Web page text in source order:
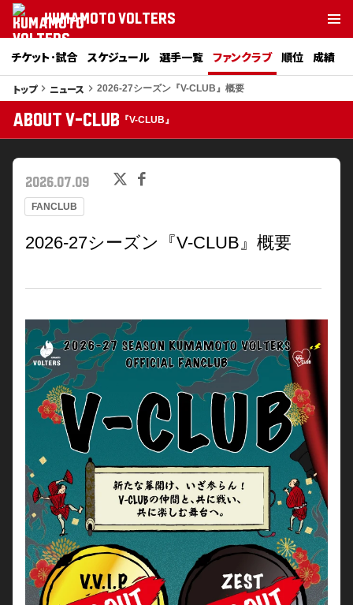
KUMAMOTO VOLTERS
チケット･試合 スケジュール 選手一覧 ファンクラブ 順位 成績
トップkeyboard_arrow_right ニュース keyboard_arrow_right 2026-27シーズン『V-CLUB』概要
ABOUT V-CLUB 『V-CLUB』
FANCLUB
2026.07.09
2026-27シーズン『V-CLUB』概要